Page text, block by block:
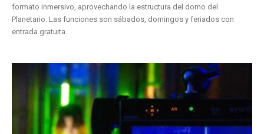
formato inmersivo, aprovechando la estructura del domo del
Planetario. Las funciones son sábados, domingos y feriados con
entrada gratuita.